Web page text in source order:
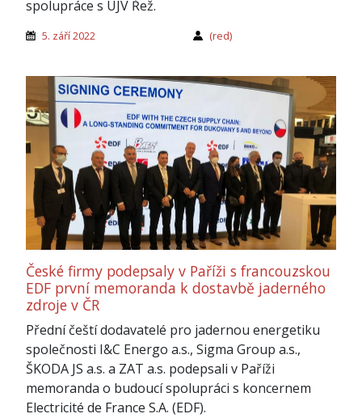
spolupráce s ÚJV Řež.
5. září 2022 (red)
České firmy podepsaly v Paříži s francouzskou
EDF první memoranda k dostavbě jaderného
zdroje v ČR
Přední čeští dodavatelé pro jadernou energetiku
společnosti I&C Energo a.s., Sigma Group a.s.,
ŠKODA JS a.s. a ZAT a.s. podepsali v Paříži
memoranda o budoucí spolupráci s koncernem
Electricité de France S.A. (EDF).